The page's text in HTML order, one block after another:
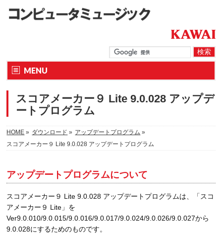
MENU
スコアメーカー９ Lite 9.0.028 アップデ
ートプログラム
HOME » ダウンロード » アップデートプログラム »
スコアメーカー９ Lite 9.0.028 アップデートプログラム
アップデートプログラムについて
スコアメーカー９ Lite 9.0.028 アップデートプログラムは、「スコ
アメーカー９ Lite」を
Ver9.0.010/9.0.015/9.0.016/9.0.017/9.0.024/9.0.026/9.0.027から
9.0.028にするためのものです。